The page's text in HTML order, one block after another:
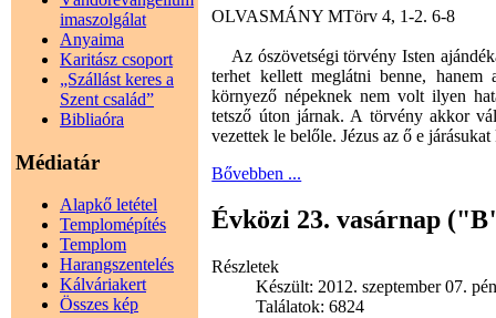
imaszolgálat
Anyaima
Karitász csoport
„Szállást keres a
Szent család”
Bibliaóra
Médiatár
Alapkő letétel
Templomépítés
Templom
Harangszentelés
Kálváriakert
Összes kép
OLVASMÁNY MTörv 4, 1-2. 6-8
Az ószövetségi törvény Isten
terhet kellett meglátni benne,
környező népeknek nem volt ilyen
tetsző úton járnak. A törvény akkor
vezettek le belőle. Jézus az ő e
Bővebben ...
Évközi 23. vasárnap
Részletek
Készült: 2012. szeptember 07.
Találatok: 6824